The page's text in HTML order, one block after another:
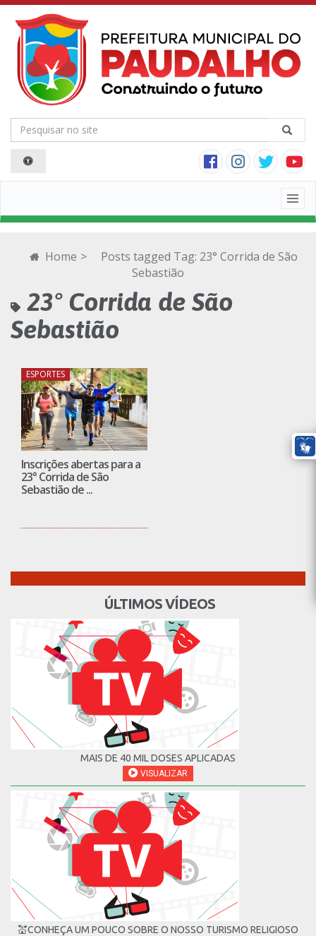
Home > Posts tagged Tag: 23° Corrida de São
Sebastião
23° Corrida de São
Sebastião
ESPORTES
Inscrições abertas para a
23° Corrida de São
Sebastião de ...
ÚLTIMOS VÍDEOS
MAIS DE 40 MIL DOSES APLICADAS
VISUALIZAR
💒CONHEÇA UM POUCO SOBRE O NOSSO TURISMO RELIGIOSO